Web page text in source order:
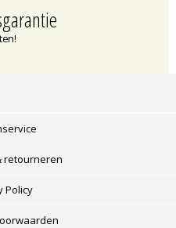
retourneren
Policy